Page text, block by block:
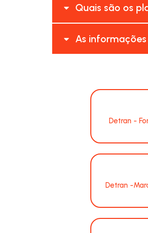
Quais são os
As
Detran -
Detran -